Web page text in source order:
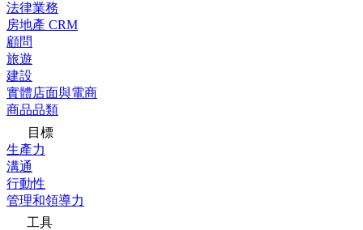
法律業務
房地產 CRM
顧問
旅遊
建設
實體店面與電商
商品品類
目標
生產力
溝通
行動性
管理和領導力
工具